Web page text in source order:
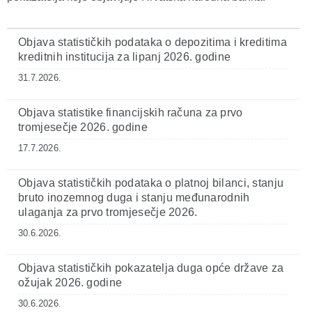
Objava statističkih podataka o depozitima i kreditima
kreditnih institucija za lipanj 2026. godine
31.7.2026.
Objava statistike financijskih računa za prvo
tromjesečje 2026. godine
17.7.2026.
Objava statističkih podataka o platnoj bilanci, stanju
bruto inozemnog duga i stanju međunarodnih
ulaganja za prvo tromjesečje 2026.
30.6.2026.
Objava statističkih pokazatelja duga opće države za
ožujak 2026. godine
30.6.2026.